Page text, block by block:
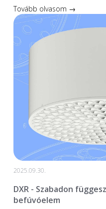
Tovább olvasom →
2025.09.30.
DXR - Szabadon
befúvóelem